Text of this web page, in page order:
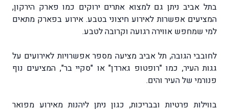
בתל אביב ניתן גם למצוא אתרים ירוקים כמו פארק הירקון,
המציעים אפשרות לאירוע חיצוני בטבע. אירוע בפארק מתאים
למי שמחפש אווירה רגועה וקרובה לטבע.
לחובבי הגובה, תל אביב מציעה מספר אפשרויות לאירועים על
גגות העיר, כמו "רופטופ גארדן" או "סקיי בר", המציעים נוף
פנורמי של העיר והים.
בווילות פרטיות ובבריכות, כגון ניתן ליהנות מאירוע מפואר